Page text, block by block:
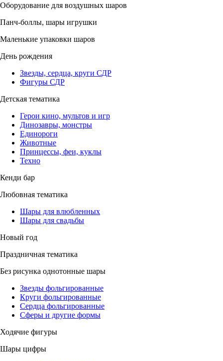
Оборудование для воздушных шаров
Панч-боллы, шары игрушки
Маленькие упаковки шаров
День рождения
Звезды, сердца, круги СДР
Фигуры СДР
Детская тематика
Герои кино, мультов и игр
Динозавры, монстры
Единороги
Животные
Принцессы, феи, куклы
Техно
Кенди бар
Любовная тематика
Шары для влюбленных
Шары для свадьбы
Новый год
Праздничная тематика
Без рисунка однотонные шары
Звезды фольгированные
Круги фольгированные
Сердца фольгированные
Сферы и другие формы
Ходячие фигуры
Шары цифры